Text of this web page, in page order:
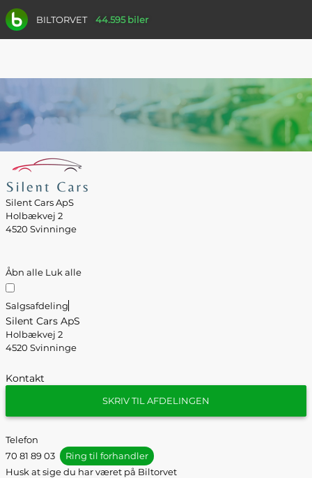
BILTORVET 44.595 biler
Silent Cars ApS
Holbækvej 2
4520 Svinninge
Åbn alle Luk alle
Salgsafdeling
Silent Cars ApS
Holbækvej 2
4520 Svinninge
Kontakt
SKRIV TIL AFDELINGEN
Telefon
70 81 89 03
Ring til forhandler
Husk at sige du har været på Biltorvet